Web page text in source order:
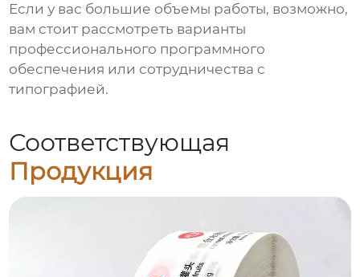
Если у вас большие объемы работы, возможно,
вам стоит рассмотреть варианты
профессионального программного
обеспечения или сотрудничества с
типографией.
Соответствующая
Продукция